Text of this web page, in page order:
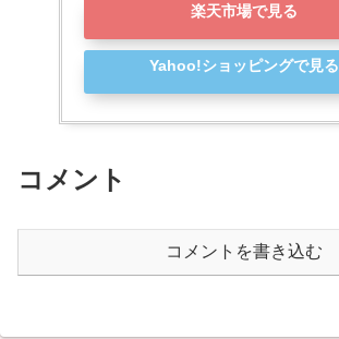
楽天市場で見る
Yahoo!ショッピングで見る
コメント
コメントを書き込む